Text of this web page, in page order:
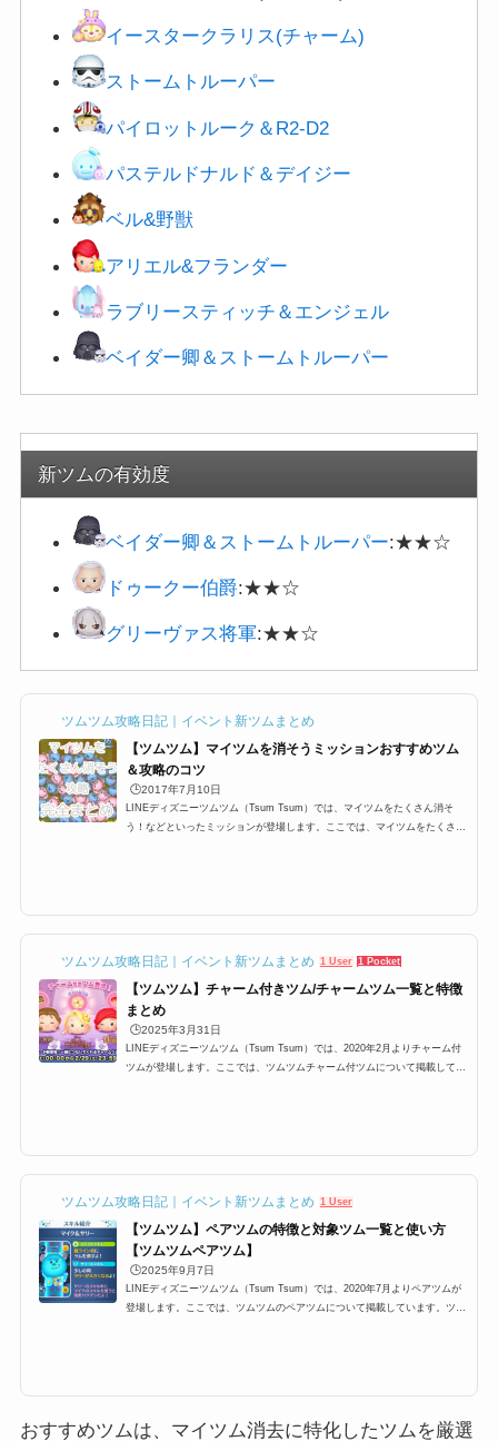
イースタークラリス(チャーム)
ストームトルーパー
パイロットルーク＆R2-D2
パステルドナルド＆デイジー
ベル&野獣
アリエル&フランダー
ラブリースティッチ＆エンジェル
ベイダー卿＆ ストームトルーパー
新ツムの有効度
ベイダー卿＆ ストームトルーパー:★★☆
ドゥークー伯爵:★★☆
グリーヴァス将軍:★★☆
ツムツム攻略日記｜イベント新ツムまとめ
【ツムツム】マイツムを消そうミッションおすすめツム
＆攻略のコツ
🕒️2017年7月10日
LINEディズニーツムツム（Tsum Tsum）では、マイツムをたくさん消そ
う！などといったミッションが登場します。ここでは、マイツムをたくさん
ツムツム攻略日記｜イベント新ツムまとめ 1 User 1 Pocket
【ツムツム】チャーム付きツム/チャームツム一覧と特徴
まとめ
🕒️2025年3月31日
LINEディズニーツムツム（Tsum Tsum）では、2020年2月よりチャーム付
ツムが登場します。ここでは、ツムツムチャーム付ツムについて掲載してい
ツムツム攻略日記｜イベント新ツムまとめ 1 User
【ツムツム】ペアツムの特徴と対象ツム一覧と使い方
【ツムツムペアツム】
🕒️2025年9月7日
LINEディズニーツムツム（Tsum Tsum）では、2020年7月よりペアツムが
登場します。ここでは、ツムツムのペアツムについて掲載しています。ツム
ツムツムペアツムの特徴スキ...
おすすめツムは、マイツム消去に特化したツムを厳選